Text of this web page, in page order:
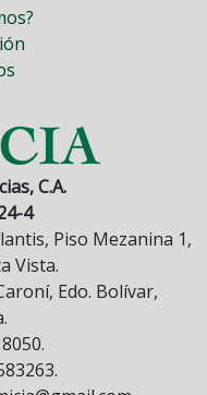
C.A.
4
Piso Mezanina 1,
Vista.
Edo. Bolívar,
8050.